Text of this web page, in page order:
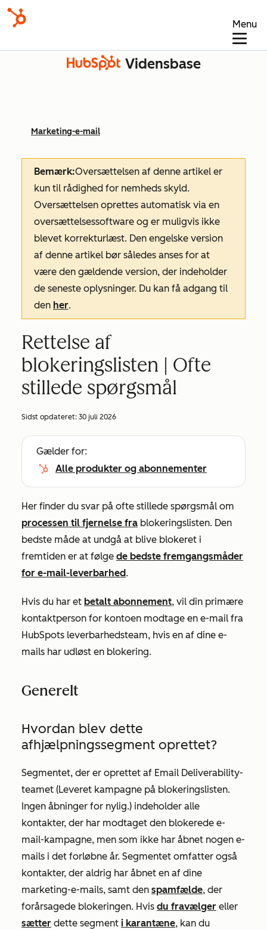
Menu
Vidensbase
Marketing-e-mail
Bemærk:Oversættelsen af denne artikel er
kun til rådighed for nemheds skyld.
Oversættelsen oprettes automatisk via en
oversættelsessoftware og er muligvis ikke
blevet korrekturlæst. Den engelske version
af denne artikel bør således anses for at
være den gældende version, der indeholder
de seneste oplysninger. Du kan få adgang til
den her.
Rettelse af
blokeringslisten | Ofte
stillede spørgsmål
Sidst opdateret: 30 juli 2026
Gælder for:
Alle produkter og abonnementer
Her finder du svar på ofte stillede spørgsmål om
processen til fjernelse fra blokeringslisten. Den
bedste måde at undgå at blive blokeret i
fremtiden er at følge de bedste fremgangsmåder
for e-mail-leverbarhed.
Hvis du har et betalt abonnement, vil din primære
kontaktperson for kontoen modtage en e-mail fra
HubSpots leverbarhedsteam, hvis en af dine e-
mails har udløst en blokering.
Generelt
Hvordan blev dette
afhjælpningssegment oprettet?
Segmentet, der er oprettet af Email Deliverability-
teamet (Leveret kampagne på blokeringslisten.
Ingen åbninger for nylig.) indeholder alle
kontakter, der har modtaget den blokerede e-
mail-kampagne, men som ikke har åbnet nogen e-
mails i det forløbne år. Segmentet omfatter også
kontakter, der aldrig har åbnet en af dine
marketing-e-mails, samt den spamfælde, der
forårsagede blokeringen. Hvis du fravælger eller
sætter dette segment i karantæne, kan du